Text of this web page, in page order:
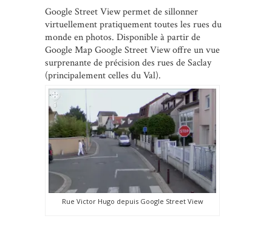
Google Street View permet de sillonner
virtuellement pratiquement toutes les rues du
monde en photos. Disponible à partir de
Google Map Google Street View offre un vue
surprenante de précision des rues de Saclay
(principalement celles du Val).
Rue Victor Hugo depuis Google Street View